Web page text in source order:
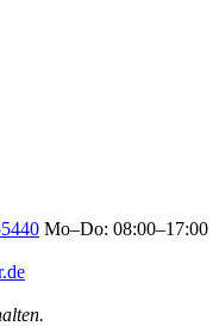
Mo–Do: 08:00–17:00